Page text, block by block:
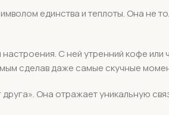
единства и теплоты. Она не
С ней утренний кофе
сделав даже самые скучные
Она отражает уникальную